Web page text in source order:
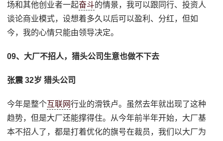
场和其他创业者一起奋斗的情景，我可以跟同行、投资人
谈论商业模式，设想着多久以后可以盈利、分红，但如
今，我的心情只能由领导决定。
09、大厂不招人，猎头公司生意也做不下去
张震 32岁 猎头公司
今年是整个互联网行业的滑铁卢。虽然去年就出现了这种
趋势，但是大厂还能撑得住。从今年前半年开始，大厂基
本不招人了，都是打着优化的旗号在裁员，我们以大厂为